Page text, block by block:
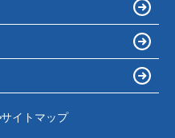
サイトマップ